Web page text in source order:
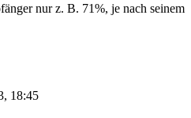
nur z. B. 71%, je nach seinem
18:45